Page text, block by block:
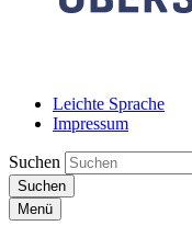
Leichte Sprache
Impressum
Suchen
Suchen
Menü